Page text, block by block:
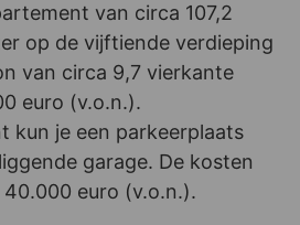
van circa 107,2
op de vijftiende verdieping
van circa 9,7 vierkante
euro (v.o.n.).
kun je een parkeerplaats
garage. De kosten
euro (v.o.n.).